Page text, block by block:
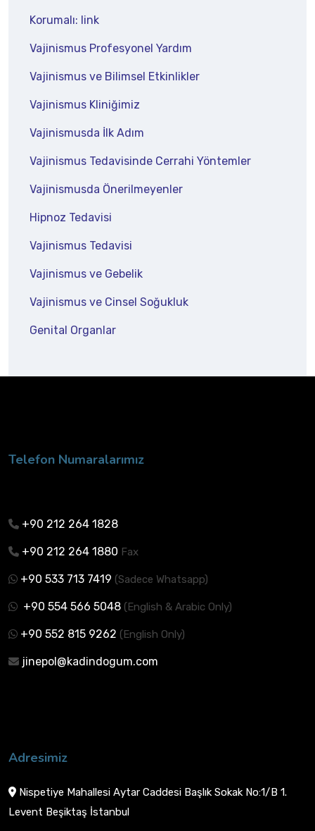
Korumalı: link
Vajinismus Profesyonel Yardım
Vajinismus ve Bilimsel Etkinlikler
Vajinismus Kliniğimiz
Vajinismusda İlk Adım
Vajinismus Tedavisinde Cerrahi Yöntemler
Vajinismusda Önerilmeyenler
Hipnoz Tedavisi
Vajinismus Tedavisi
Vajinismus ve Gebelik
Vajinismus ve Cinsel Soğukluk
Genital Organlar
Telefon Numaralarımız
+90 212 264 1828
+90 212 264 1880 Fax
+90 533 713 7419 (Sadece Whatsapp)
+90 554 566 5048 (English & Arabic Only)
+90 552 815 9262 (English Only)
jinepol@kadindogum.com
Adresimiz
Nispetiye Mahallesi Aytar Caddesi Başlık Sokak No:1/B 1.
Levent Beşiktaş İstanbul